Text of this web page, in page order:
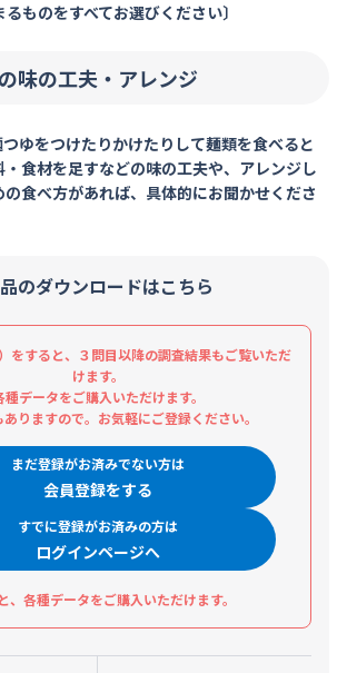
ものをすべてお選びください〕
味の工夫・アレンジ
つゆをつけたりかけたりして麺類を食べると
食材を足すなどの味の工夫や、アレンジし
食べ方があれば、具体的にお聞かせくださ
のダウンロードはこちら
をすると、３問目以降の調査結果もご覧いただ
けます。
種データをご購入いただけます。
りますので。お気軽にご登録ください。
まだ登録がお済みでない方は
会員登録をする
すでに登録がお済みの方は
ログインページへ
、各種データをご購入いただけます。